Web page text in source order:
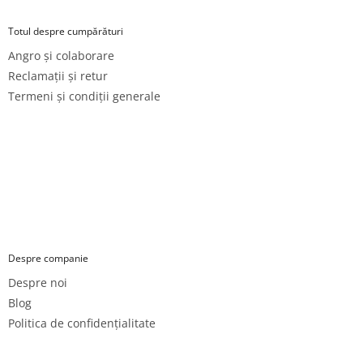
Totul despre cumpărături
Angro și colaborare
Reclamații și retur
Termeni și condiții generale
Despre companie
Despre noi
Blog
Politica de confidențialitate